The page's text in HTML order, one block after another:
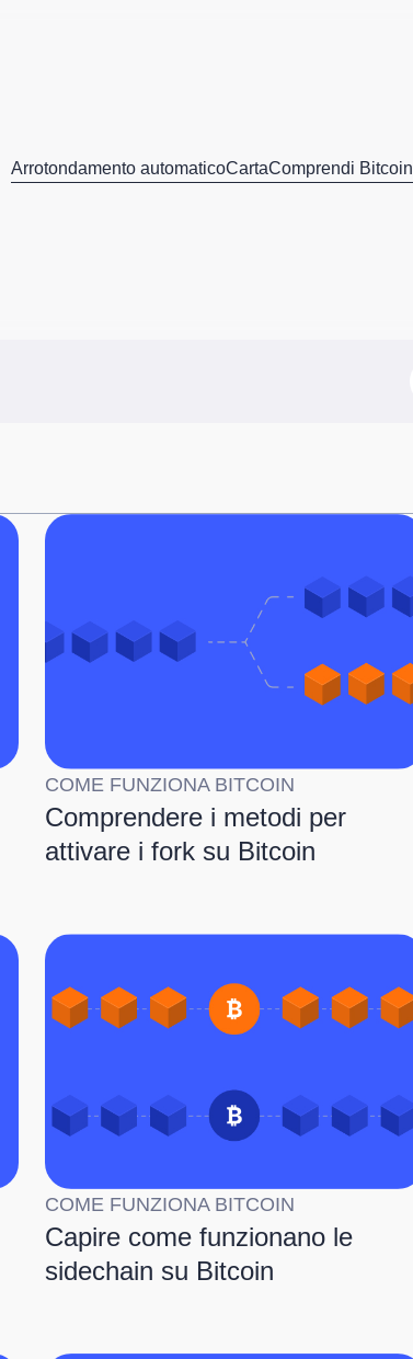
Arrotondamento automaticoCartaComprendi Bitcoin
COME FUNZIONA BITCOIN
Comprendere i metodi per
attivare i fork su Bitcoin
COME FUNZIONA BITCOIN
Capire come funzionano le
sidechain su Bitcoin